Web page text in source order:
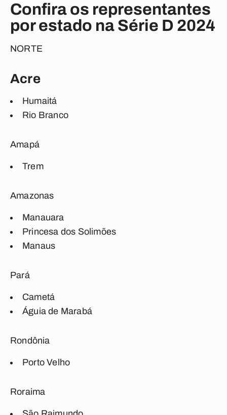
Confira os representantes
por estado na Série D 2024
NORTE
Acre
Humaitá
Rio Branco
Amapá
Trem
Amazonas
Manauara
Princesa dos Solimões
Manaus
Pará
Cametá
Águia de Marabá
Rondônia
Porto Velho
Roraima